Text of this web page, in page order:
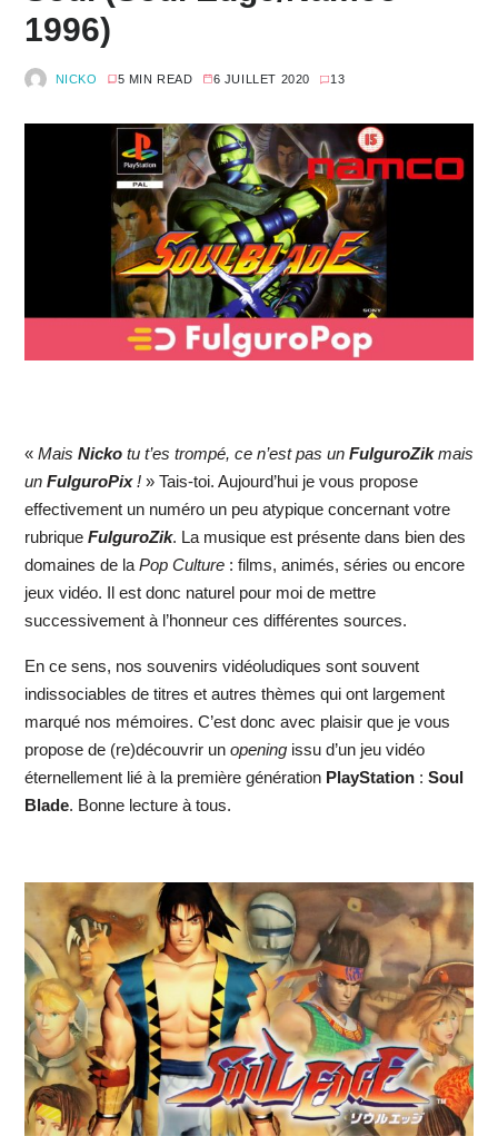
1996)
NICKO 5 MIN READ 6 JUILLET 2020 13
« Mais Nickotu t’es trompé, ce n’est pas un FulguroZikmais
un FulguroPix!» Tais-toi. Aujourd’hui je vous propose
effectivement un numéro un peu atypique concernant votre
rubrique FulguroZik. La musique est présente dans bien des
domaines de la Pop Culture: films, animés, séries ou encore
jeux vidéo. Il est donc naturel pour moi de mettre
successivement à l’honneur ces différentes sources.
En ce sens, nos souvenirs vidéoludiques sont souvent
indissociables de titres et autres thèmes qui ont largement
marqué nos mémoires. C’est donc avec plaisir que je vous
propose de (re)découvrir un openingissu d’un jeu vidéo
éternellement lié à la première génération PlayStation: Soul
Blade. Bonne lecture à tous.